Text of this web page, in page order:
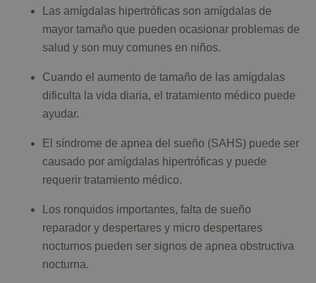
Las amígdalas hipertróficas son amígdalas de
mayor tamaño que pueden ocasionar problemas de
salud y son muy comunes en niños.
Cuando el aumento de tamaño de las amígdalas
dificulta la vida diaria, el tratamiento médico puede
ayudar.
El síndrome de apnea del sueño (SAHS) puede ser
causado por amígdalas hipertróficas y puede
requerir tratamiento médico.
Los ronquidos importantes, falta de sueño
reparador y despertares y micro despertares
nocturnos pueden ser signos de apnea obstructiva
nocturna.